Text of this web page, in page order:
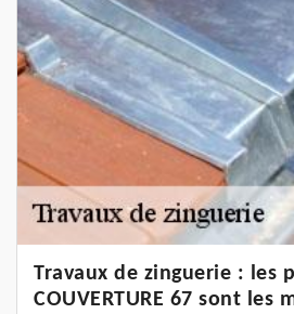
Travaux de zinguerie : les
COUVERTURE 67 sont les